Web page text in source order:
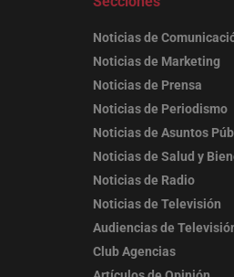
Noticias de
Noticias de Marketing
Noticias de Prensa
Noticias de Periodismo
Noticias de Asuntos
Noticias de Salud y
Noticias de Radio
Noticias de Televisión
Audiencias de
Club Agencias